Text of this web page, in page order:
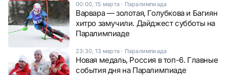
00:00, 15 марта · Паралимпиада
Варвара — золотая, Голубкова и Багиян
хитро замучили. Дайджест субботы на
Паралимпиаде
23:30, 13 марта · Паралимпиада
Новая медаль, Россия в топ-6. Главные
события дня на Паралимпиаде